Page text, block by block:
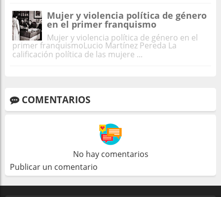
Mujer y violencia política de género
en el primer franquismo
Mujer y violencia política de género en el
primer franquismoLucio Martínez Pereda La
calificación política de las mujere ...
COMENTARIOS
No hay comentarios
Publicar un comentario